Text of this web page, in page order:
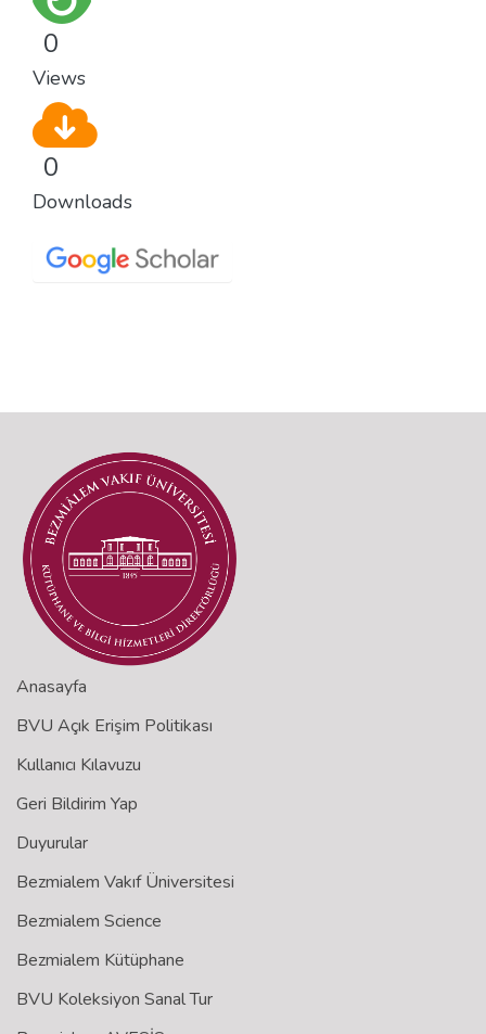
0
Views
0
Downloads
Anasayfa
BVU Açık Erişim Politikası
Kullanıcı Kılavuzu
Geri Bildirim Yap
Duyurular
Bezmialem Vakıf Üniversitesi
Bezmialem Science
Bezmialem Kütüphane
BVU Koleksiyon Sanal Tur